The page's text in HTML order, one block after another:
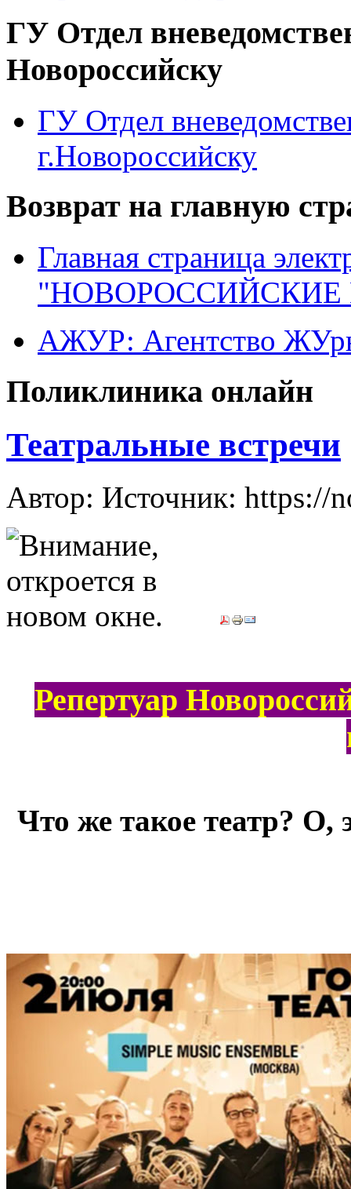
ГУ Отдел
Новороссийску
ГУ Отдел
г.Новороссийску
Возврат на главную
Главная страница
"НОВОРОССИЙСКИЕ
АЖУР: Агентство
Поликлиника онлайн
Театральные встречи
Автор: Источник: https://
Репертуар
Что же такое театр? О,